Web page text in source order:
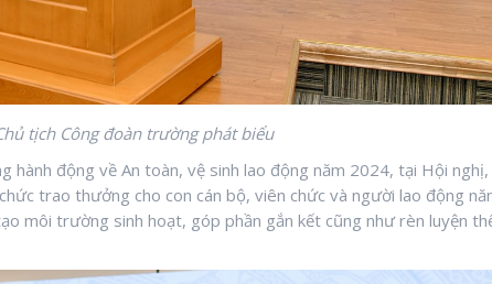
tịch Công đoàn trường phát biểu
hành động về An toàn, vệ sinh lao động năm 2024, tại Hội nghị,
trao thưởng cho con cán bộ, viên chức và người lao động
môi trường sinh hoạt, góp phần gắn kết cũng như rèn luyện